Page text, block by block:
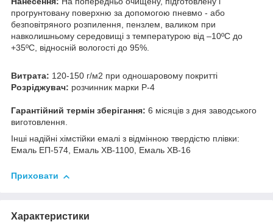
прогрунтовану поверхню за допомогою пневмо - або
безповітряного розпилення, пензлем, валиком при
навколишньому середовищі з температурою від –10ºС до
+35ºС, відносній вологості до 95%.
Витрата: 120-150 г/м2 при одношаровому покритті
Розріджувач: розчинник марки Р-4
Гарантійний термін зберігання: 6 місяців з дня заводського
виготовлення.
Інші надійні хімстійки емалі з відмінною твердістю плівки:
Емаль ЕП-574, Емаль ХВ-1100, Емаль ХВ-16
Приховати
Характеристики